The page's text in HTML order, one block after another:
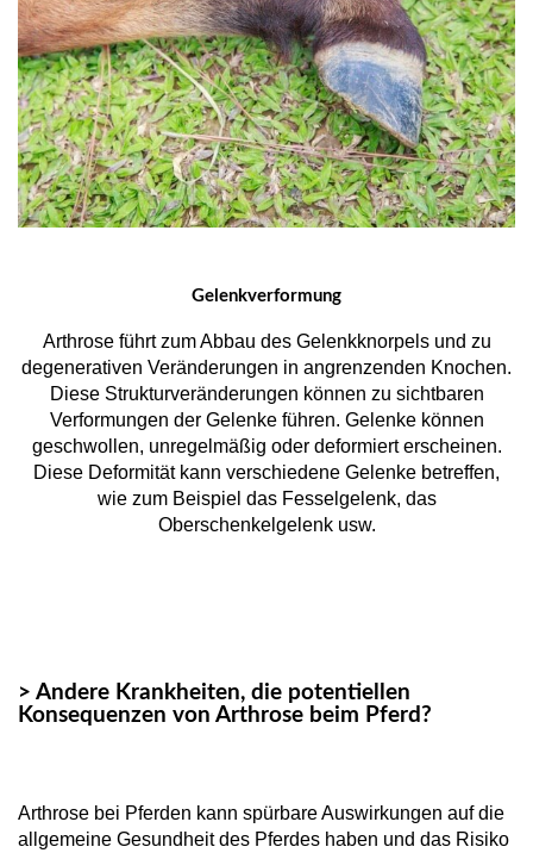
Gelenkverformung
Arthrose führt zum Abbau des Gelenkknorpels und zu
degenerativen Veränderungen in angrenzenden Knochen.
Diese Strukturveränderungen können zu sichtbaren
Verformungen der Gelenke führen. Gelenke können
geschwollen, unregelmäßig oder deformiert erscheinen.
Diese Deformität kann verschiedene Gelenke betreffen,
wie zum Beispiel das Fesselgelenk, das
Oberschenkelgelenk usw.
> Andere Krankheiten, die potentiellen
Konsequenzen von Arthrose beim Pferd?
Arthrose bei Pferden kann spürbare Auswirkungen auf die
allgemeine Gesundheit des Pferdes haben und das Risiko